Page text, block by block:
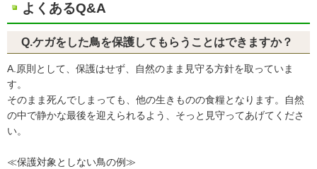
よくあるQ&A
Q.ケガをした鳥を保護してもらうことはできますか？
A.原則として、保護はせず、自然のまま見守る方針を取っていま
す。
そのまま死んでしまっても、他の生きものの食糧となります。自然
の中で静かな最後を迎えられるよう、そっと見守ってあげてくださ
い。
≪保護対象としない鳥の例≫